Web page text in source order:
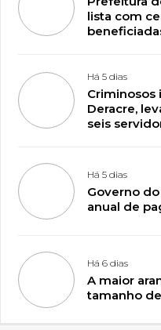
lista com
Há 5 dias
Criminosos
Deracre,
seis
Há 5 dias
Governo
anual de
Há 6 dias
A maior
tamanho